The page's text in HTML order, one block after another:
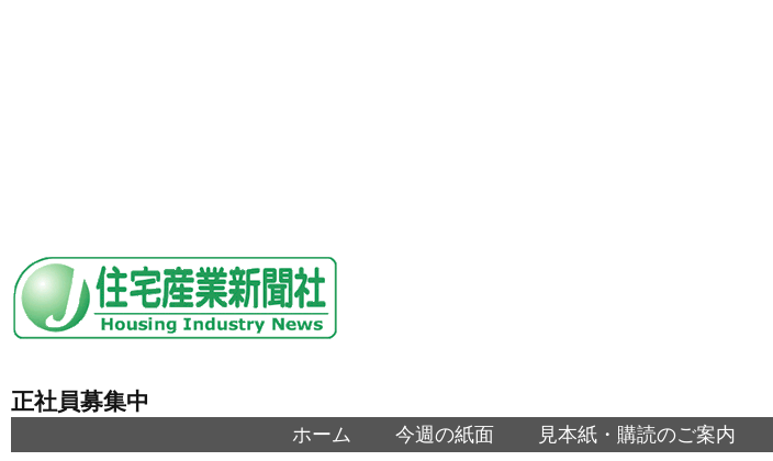
正社員募集中
ホーム 今週の紙面 見本紙・購読のご案内